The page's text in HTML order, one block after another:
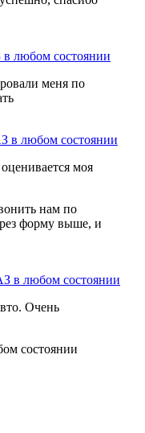
любом состоянии
меня по
в любом состоянии
моя
нам по
форму выше, и
в любом состоянии
Очень
состоянии